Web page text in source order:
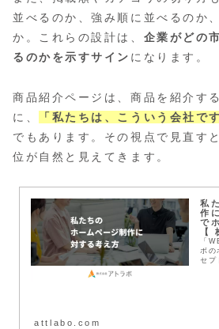
並べるのか、強み順に並べるのか
か。これらの設計は、 企業がどの
るのかを示すサイン になります。
商品紹介ページは、商品を紹介す
に、
「私たちは、こういう会社で
でもあります。その視点で見直す
位が自然と見えてきます。
私
作
で
【
「
ボの
セプ
attlabo.com